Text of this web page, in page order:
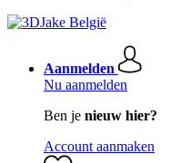
Aanmelden
Nu aanmelden
Ben je nieuw hier?
Account aanmaken